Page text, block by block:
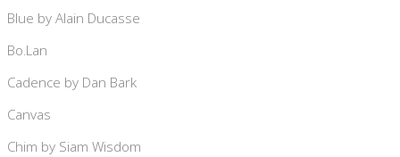
Blue by Alain Ducasse
Bo.Lan
Cadence by Dan Bark
Canvas
Chim by Siam Wisdom